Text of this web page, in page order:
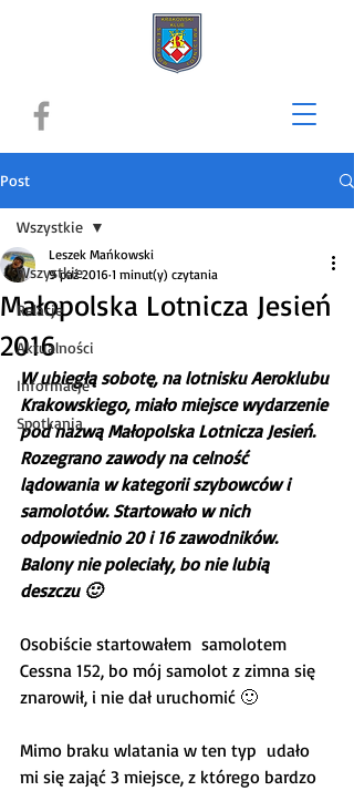
Post
Wszystkie
Relacje
Aktualności
Informacje
Spotkania
Wszystkie
Małopolska Lotnicza Jesień
2016
Leszek Mańkowski
9 paź 2016 1 minut(y) czytania
W ubiegłą sobotę, na lotnisku Aeroklubu
Krakowskiego, miało miejsce wydarzenie
pod nazwą Małopolska Lotnicza Jesień.
Rozegrano zawody na celność
lądowania w kategorii szybowców i
samolotów. Startowało w nich
odpowiednio 20 i 16 zawodników.
Balony nie poleciały, bo nie lubią
deszczu 🙂
Osobiście startowałem  samolotem
Cessna 152, bo mój samolot z zimna się
znarowił, i nie dał uruchomić 🙂
Mimo braku wlatania w ten typ  udało
mi się zająć 3 miejsce, z którego bardzo